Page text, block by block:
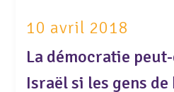
10 avril 2018
La démocratie
Israël si les gens de